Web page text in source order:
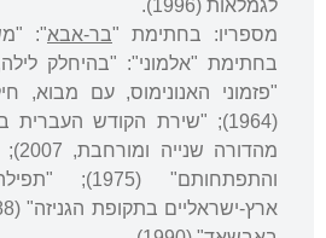
לגמלאות (1996).
מספריו: בחתימת "בר-אבא
"פזמוני האנונימוס, עם מבוא,
והתפתחותם"